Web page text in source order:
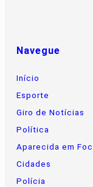
Navegue
Início
Esporte
Giro de Notícias
Política
Aparecida em
Cidades
Polícia